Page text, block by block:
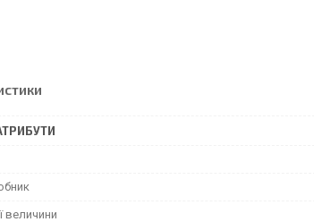
величини